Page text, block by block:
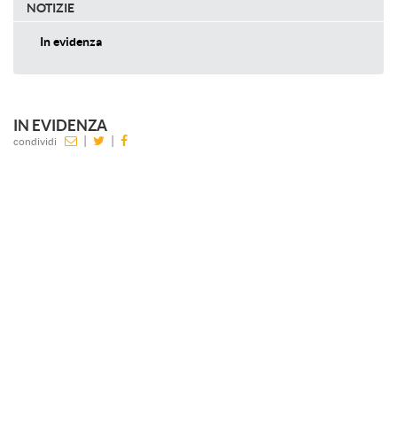
NOTIZIE
In evidenza
IN EVIDENZA
condividi